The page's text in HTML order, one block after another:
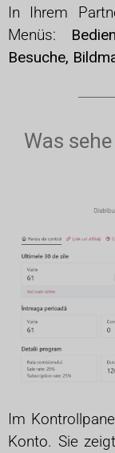
In Ihrem
Menüs:
Besuche,
Was
Im
Konto. Sie